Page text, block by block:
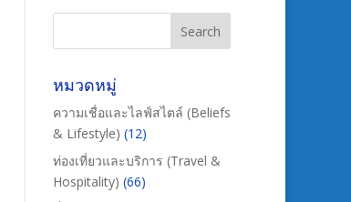
หมวดหมู่
ความเชื่อและไลฟ์สไตล์ (Beliefs
& Lifestyle) (12)
ท่องเที่ยวและบริการ (Travel &
Hospitality) (66)